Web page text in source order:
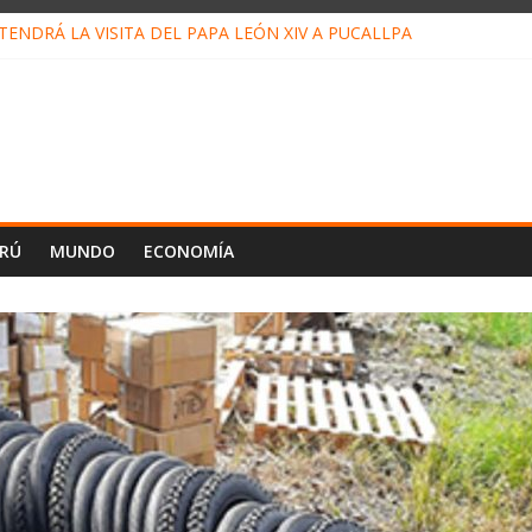
LA VISITA DEL PAPA LEÓN XIV A PUCALLPA
MUNDO ECONOMÍA